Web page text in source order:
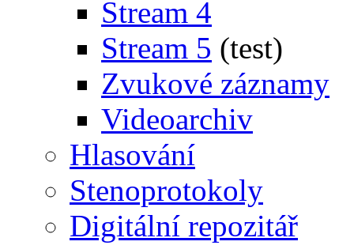
Stream 4
Stream 5 (test)
Zvukové záznamy
Videoarchiv
Hlasování
Stenoprotokoly
Digitální repozitář